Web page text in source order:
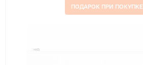
ПОДАРОК ПРИ ПОКУПКЕ